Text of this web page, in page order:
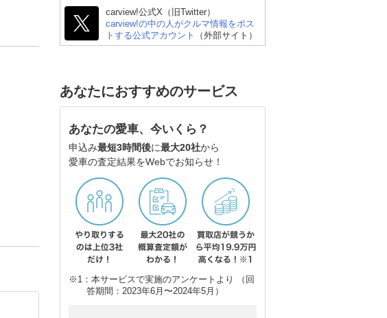
carview!公式X（旧Twitter）
carview!の中の人がクルマ情報をポス
トする公式アカウント
（外部サイト）
あなたにおすすめのサービス
あなたの愛車、今いくら？
申込み最短3時間後に最大20社から
愛車の査定結果をWebでお知らせ！
※1：本サービスで実施のアンケートより （回
答期間：2023年6月〜2024年5月）